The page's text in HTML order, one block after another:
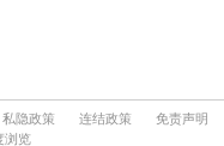
私隐政策 连结政策
免责声明
浏览